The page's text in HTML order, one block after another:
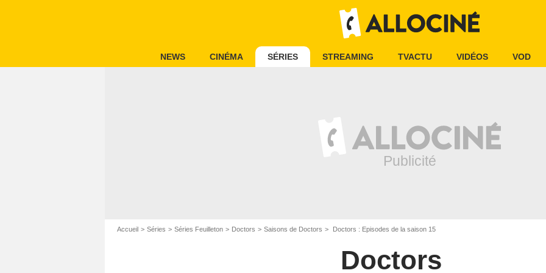
NEWS CINÉMA SÉRIES STREAMING TVACTU VIDÉOS VOD
Accueil Séries Séries Feuilleton Doctors Saisons de Doctors Doctors : Episodes de la saison 15
Doctors